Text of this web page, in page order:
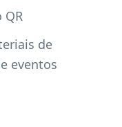
QR
de
eventos